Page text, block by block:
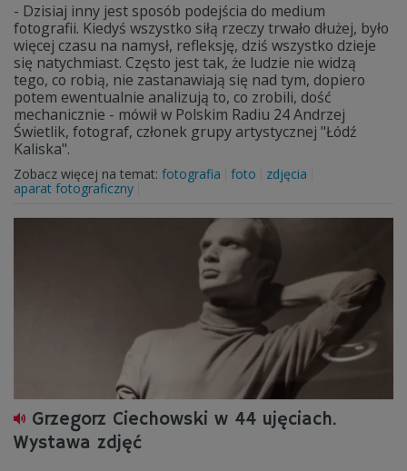
- Dzisiaj inny jest sposób podejścia do medium
fotografii. Kiedyś wszystko siłą rzeczy trwało dłużej, było
więcej czasu na namysł, refleksję, dziś wszystko dzieje
się natychmiast. Często jest tak, że ludzie nie widzą
tego, co robią, nie zastanawiają się nad tym, dopiero
potem ewentualnie analizują to, co zrobili, dość
mechanicznie - mówił w Polskim Radiu 24 Andrzej
Świetlik, fotograf, członek grupy artystycznej "Łódź
Kaliska".
Zobacz więcej na temat: fotografia foto
zdjęcia
aparat fotograficzny
Grzegorz Ciechowski w 44 ujęciach.
Wystawa zdjęć